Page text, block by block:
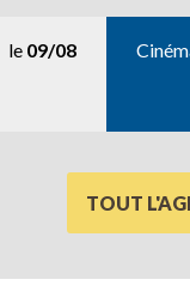
le 09/08
TOUT